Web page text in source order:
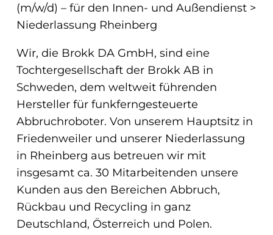
(m/w/d) – für den Innen- und Außendienst >
Niederlassung Rheinberg
Wir, die Brokk DA GmbH, sind eine
Tochtergesellschaft der Brokk AB in
Schweden, dem weltweit führenden
Hersteller für funkferngesteuerte
Abbruchroboter. Von unserem Hauptsitz in
Friedenweiler und unserer Niederlassung
in Rheinberg aus betreuen wir mit
insgesamt ca. 30 Mitarbeitenden unsere
Kunden aus den Bereichen Abbruch,
Rückbau und Recycling in ganz
Deutschland, Österreich und Polen.